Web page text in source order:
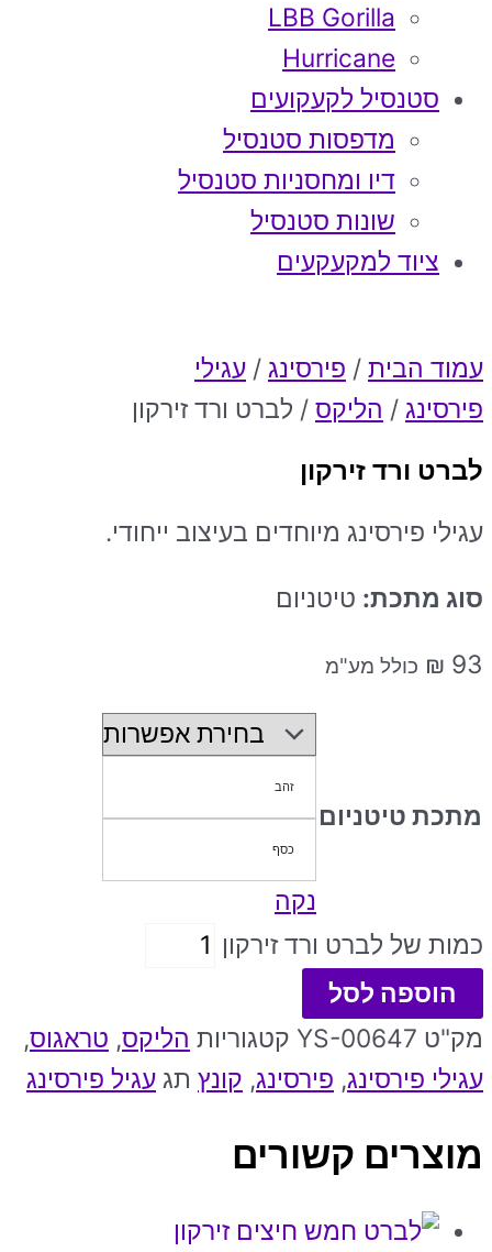
LBB Gorilla
Hurricane
סטנסיל לקעקועים
מדפסות סטנסיל
דיו ומחסניות סטנסיל
שונות סטנסיל
ציוד למקעקעים
עמוד הבית / פירסינג / עגילי
פירסינג / הליקס / לברט ורד זירקון
לברט ורד זירקון
עגילי פירסינג מיוחדים בעיצוב ייחודי.
סוג מתכת: טיטניום
₪ 93 כולל מע"מ
מתכת טיטניום
זהב
כסף
נקה
כמות של לברט ורד זירקון
הוספה לסל
מק"ט YS-00647 קטגוריות הליקס, טראגוס,
עגילי פירסינג, פירסינג, קונץ תג עגיל פירסינג
מוצרים קשורים